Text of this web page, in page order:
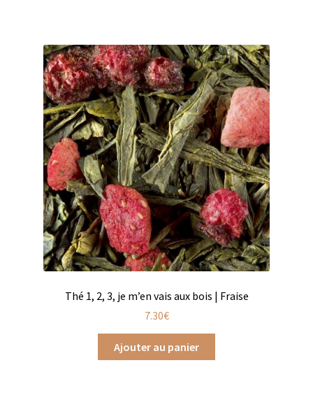
Accessoires de bain à broder
Autour de bébé à broder
Doudous à broder
Sacs et cartables à broder
Epicerie fine
Aide culinaire
Coffrets aide culinaire
Mélanges pour salade
Assaisonnements
Thé 1, 2, 3, je m’en vais aux bois | Fraise
7.30€
Ajouter au panier